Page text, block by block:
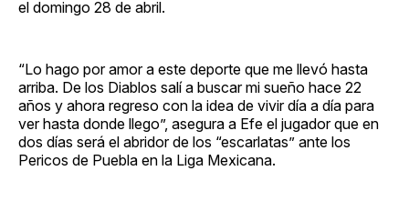
el domingo 28 de abril.
“Lo hago por amor a este deporte que me llevó hasta
arriba. De los Diablos salí a buscar mi sueño hace 22
años y ahora regreso con la idea de vivir día a día para
ver hasta donde llego”, asegura a Efe el jugador que en
dos días será el abridor de los “escarlatas” ante los
Pericos de Puebla en la Liga Mexicana.